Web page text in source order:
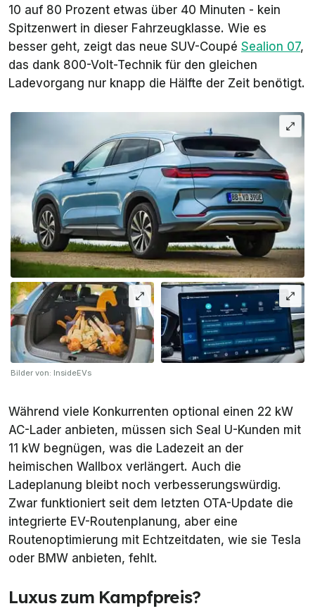
10 auf 80 Prozent etwas über 40 Minuten - kein
Spitzenwert in dieser Fahrzeugklasse. Wie es
besser geht, zeigt das neue SUV-Coupé Sealion 07,
das dank 800-Volt-Technik für den gleichen
Ladevorgang nur knapp die Hälfte der Zeit benötigt.
Bilder von: InsideEVs
Während viele Konkurrenten optional einen 22 kW
AC-Lader anbieten, müssen sich Seal U-Kunden mit
11 kW begnügen, was die Ladezeit an der
heimischen Wallbox verlängert. Auch die
Ladeplanung bleibt noch verbesserungswürdig.
Zwar funktioniert seit dem letzten OTA-Update die
integrierte EV-Routenplanung, aber eine
Routenoptimierung mit Echtzeitdaten, wie sie Tesla
oder BMW anbieten, fehlt.
Luxus zum Kampfpreis?